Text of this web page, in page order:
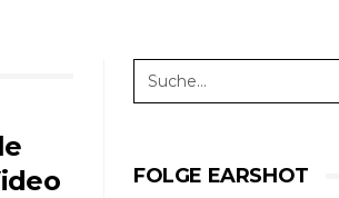
FOLGE EARSHOT